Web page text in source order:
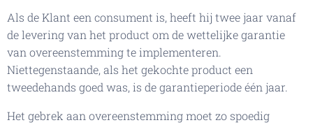
Als de Klant een consument is, heeft hij twee jaar vanaf
de levering van het product om de wettelijke garantie
van overeenstemming te implementeren.
Niettegenstaande, als het gekochte product een
tweedehands goed was, is de garantieperiode één jaar.
Het gebrek aan overeenstemming moet zo spoedig